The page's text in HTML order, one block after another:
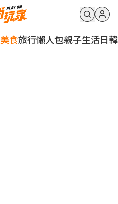
美食旅行懶人包親子生活日韓